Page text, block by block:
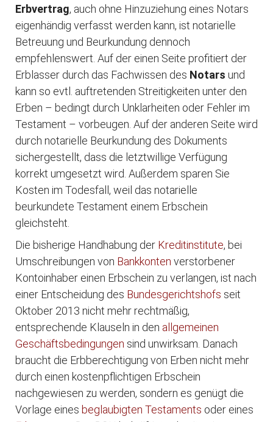
Erbvertrag, auch ohne Hinzuziehung eines Notars
eigenhändig verfasst werden kann, ist notarielle
Betreuung und Beurkundung dennoch
empfehlenswert. Auf der einen Seite profitiert der
Erblasser durch das Fachwissen des Notars und
kann so evtl. auftretenden Streitigkeiten unter den
Erben – bedingt durch Unklarheiten oder Fehler im
Testament – vorbeugen. Auf der anderen Seite wird
durch notarielle Beurkundung des Dokuments
sichergestellt, dass die letztwillige Verfügung
korrekt umgesetzt wird. Außerdem sparen Sie
Kosten im Todesfall, weil das notarielle
beurkundete Testament einem Erbschein
gleichsteht.
Die bisherige Handhabung der Kreditinstitute, bei
Umschreibungen von Bankkonten verstorbener
Kontoinhaber einen Erbschein zu verlangen, ist nach
einer Entscheidung des Bundesgerichtshofs seit
Oktober 2013 nicht mehr rechtmäßig,
entsprechende Klauseln in den allgemeinen
Geschäftsbedingungen sind unwirksam. Danach
braucht die Erbberechtigung von Erben nicht mehr
durch einen kostenpflichtigen Erbschein
nachgewiesen zu werden, sondern es genügt die
Vorlage eines beglaubigten Testaments oder eines